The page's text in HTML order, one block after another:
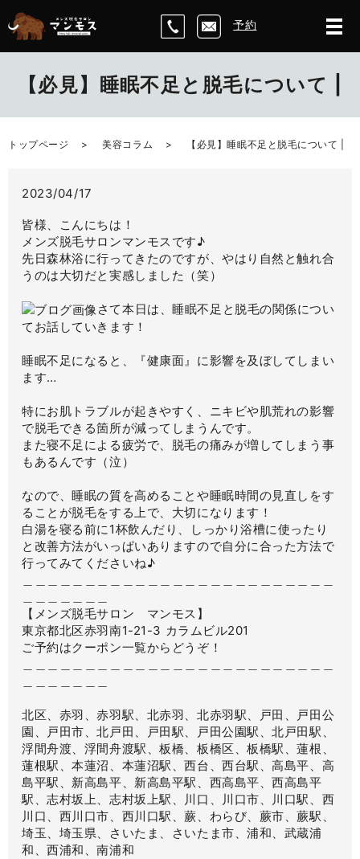
予約
【必見】睡眠不足と脱毛について |
トップページ 美容コラム 【必見】睡眠不足と脱毛について |
2023/04/17
皆様、こんにちは！
メンズ脱毛サロンマンモスです♪
先日森林浴に行ってきたのですが、やはり自然と触れ合
うのは大切だと実感しました（笑）
さて本日は、睡眠不足と脱毛の関係につい
てお話していきます！
睡眠不足になると、『健康面』に影響を及ぼしてしまい
ます…
特にお肌トラブルが起きやすく、ニキビや肌荒れの影響
で脱毛できる箇所が減ってしまうんです。
また寝不足による疲労で、脱毛の痛みが増してしまう事
もあるんです（泣）
なので、睡眠の質を高めることや睡眠時間の見直しをす
ることが脱毛をする上で、大切になります！
白湯を寝る前に1杯飲んだり、しっかり浴槽に使ったり
と改善方法がいっぱいありますので自分に合った方法で
行ってみてくださいね♪
【メンズ脱毛サロン マンモス】
東京都北区赤羽南1-21-3 カラムビル201
ご予約はクーポン一覧からどうぞ！
北区、赤羽、赤羽駅、北赤羽、北赤羽駅、戸田、戸田公
園、戸田市、北戸田、戸田駅、戸田公園駅、北戸田駅、
浮間舟渡、浮間舟渡駅、板橋、板橋区、板橋駅、蓮根、
蓮根駅、本蓮沼、本蓮沼駅、西台、西台駅、高島平、高
島平駅、新高島平、新高島平駅、西高島平、西高島平
駅、志村坂上、志村坂上駅、川口、川口市、川口駅、西
川口、西川口市、西川口駅、蕨、わらび、蕨市、蕨駅、
埼玉、埼玉県、さいたま、さいたま市、浦和、武蔵浦
和、西浦和、南浦和